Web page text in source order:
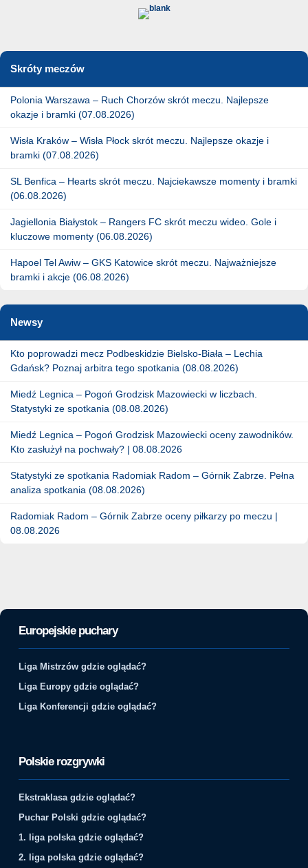
Skróty meczów
Polonia Warszawa – Ruch Chorzów skrót meczu. Najlepsze
okazje i bramki (07.08.2026)
Wisła Kraków – Wisła Płock skrót meczu. Najlepsze okazje i
bramki (07.08.2026)
SL Benfica – Hearts skrót meczu. Najciekawsze momenty i bramki
(06.08.2026)
Jagiellonia Białystok – Rangers FC skrót meczu wideo. Gole i
kluczowe momenty (06.08.2026)
Hapoel Tel Awiw – GKS Katowice skrót meczu. Najważniejsze
bramki i akcje (06.08.2026)
Newsy
Kto poprowadzi mecz Podbeskidzie Bielsko-Biała – Lechia
Gdańsk? Poznaj arbitra tego spotkania (08.08.2026)
Miedź Legnica – Pogoń Grodzisk Mazowiecki w liczbach.
Statystyki ze spotkania (08.08.2026)
Miedź Legnica – Pogoń Grodzisk Mazowiecki oceny zawodników.
Kto zasłużył na pochwały? | 08.08.2026
Statystyki ze spotkania Radomiak Radom – Górnik Zabrze. Pełna
analiza spotkania (08.08.2026)
Radomiak Radom – Górnik Zabrze oceny piłkarzy po meczu |
08.08.2026
Europejskie puchary
Liga Mistrzów gdzie oglądać?
Liga Europy gdzie oglądać?
Liga Konferencji gdzie oglądać?
Polskie rozgrywki
Ekstraklasa gdzie oglądać?
Puchar Polski gdzie oglądać?
1. liga polska gdzie oglądać?
2. liga polska gdzie oglądać?